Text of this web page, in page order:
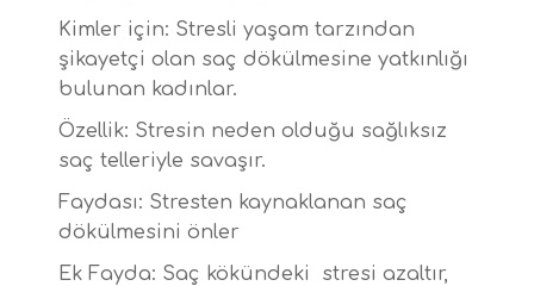
Kimler için: Stresli yaşam tarzından
şikayetçi olan saç dökülmesine yatkınlığı
bulunan kadınlar.
Özellik: Stresin neden olduğu sağlıksız
saç telleriyle savaşır.
Faydası: Stresten kaynaklanan saç
dökülmesini önler
Ek Fayda: Saç kökündeki stresi azaltır,